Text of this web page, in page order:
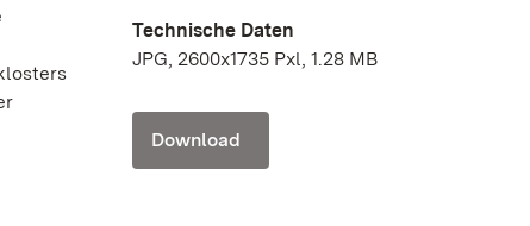
Technische Daten
JPG, 2600x1735 Pxl, 1.28 MB
Download